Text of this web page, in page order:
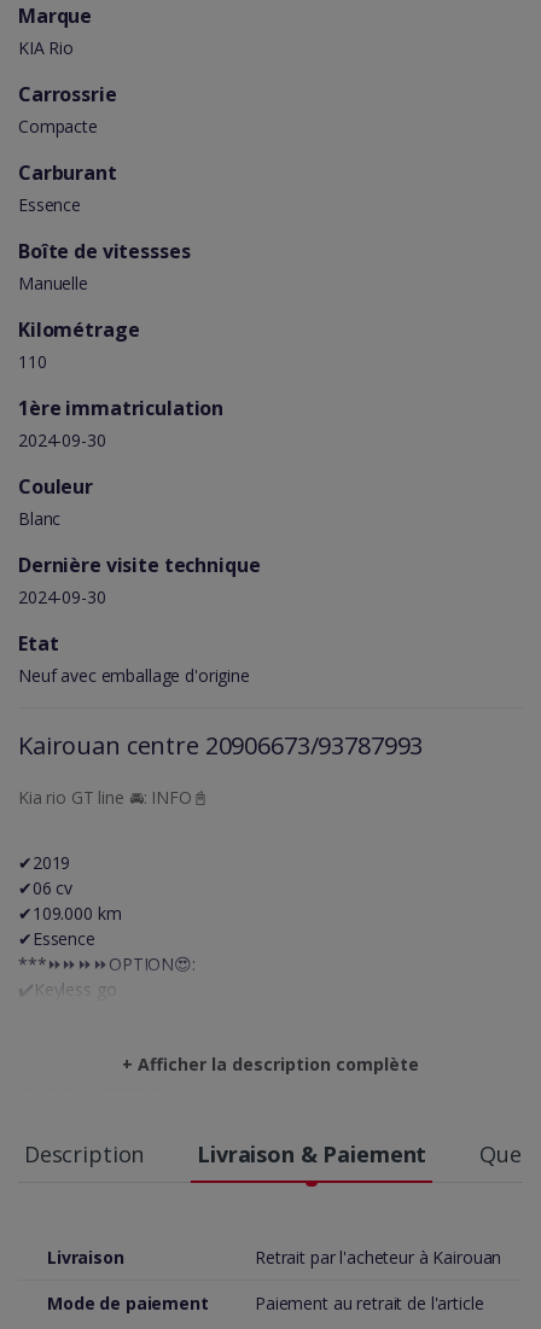
Marque
KIA Rio
Carrossrie
Compacte
Carburant
Essence
Boîte de vitessses
Manuelle
Kilométrage
110
1ère immatriculation
2024-09-30
Couleur
Blanc
Dernière visite technique
2024-09-30
Etat
Neuf avec emballage d'origine
Kairouan centre 20906673/93787993
Kia rio GT line 🚘: INFO📓
✔2019
✔06 cv
✔109.000 km
✔Essence
***⏩⏩⏩⏩OPTION😍:
✔️Keyless go
✔️Climatronic Bizone
✔️Régulateur de vitesse
✔️Sièges Chauffant
✔️Feu de brouillard
✔️Vitre teint
+ Afficher la description complète
Description Livraison & Paiement
Livraison
Retrait par l'acheteur à Kairouan
Mode de paiement
Paiement au retrait de l'article